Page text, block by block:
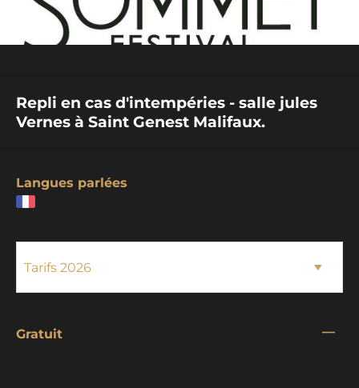
Repli en cas d'intempéries - salle jules
Vernes à Saint Genest Malifaux.
Langues parlées
Gratuit —